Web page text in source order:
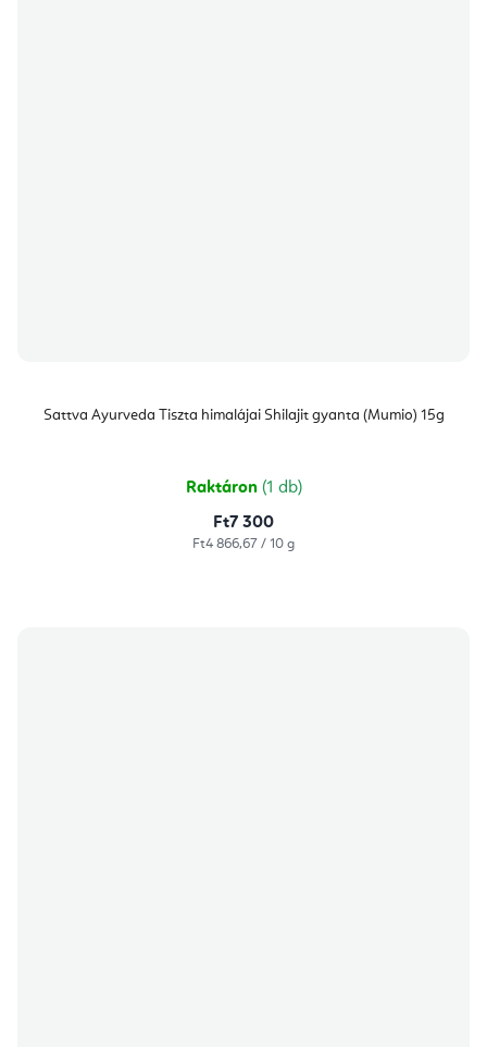
Sattva Ayurveda Tiszta himalájai Shilajit gyanta (Mumio) 15g
Raktáron (1 db)
Ft7 300
Egységár:
Ft4 866,67 / 10 g